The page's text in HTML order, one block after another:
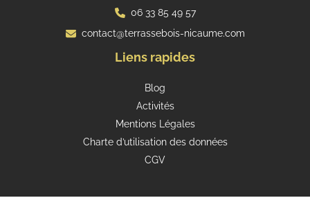
06 33 85 49 57
contact@terrassebois-nicaume.com
Liens rapides
Blog
Activités
Mentions Légales
Charte d’utilisation des données
CGV